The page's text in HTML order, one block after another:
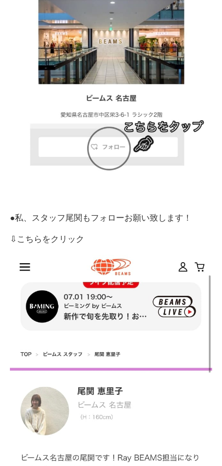
●私、スタッフ尾関もフォローお願い致します！
⇩こちらをクリック